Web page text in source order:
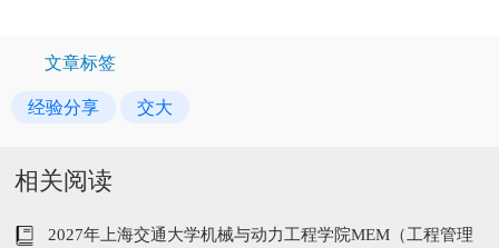
文章标签
经验分享 交大
相关阅读
2027年上海交通大学机械与动力工程学院MEM（工程管理